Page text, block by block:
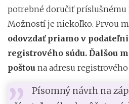
potrebné doručiť príslušnému
Možností je niekoľko. Prvou
odovzdať priamo v
registrového súdu. Ďalšou
poštou na adresu registrového
Písomný návrh na